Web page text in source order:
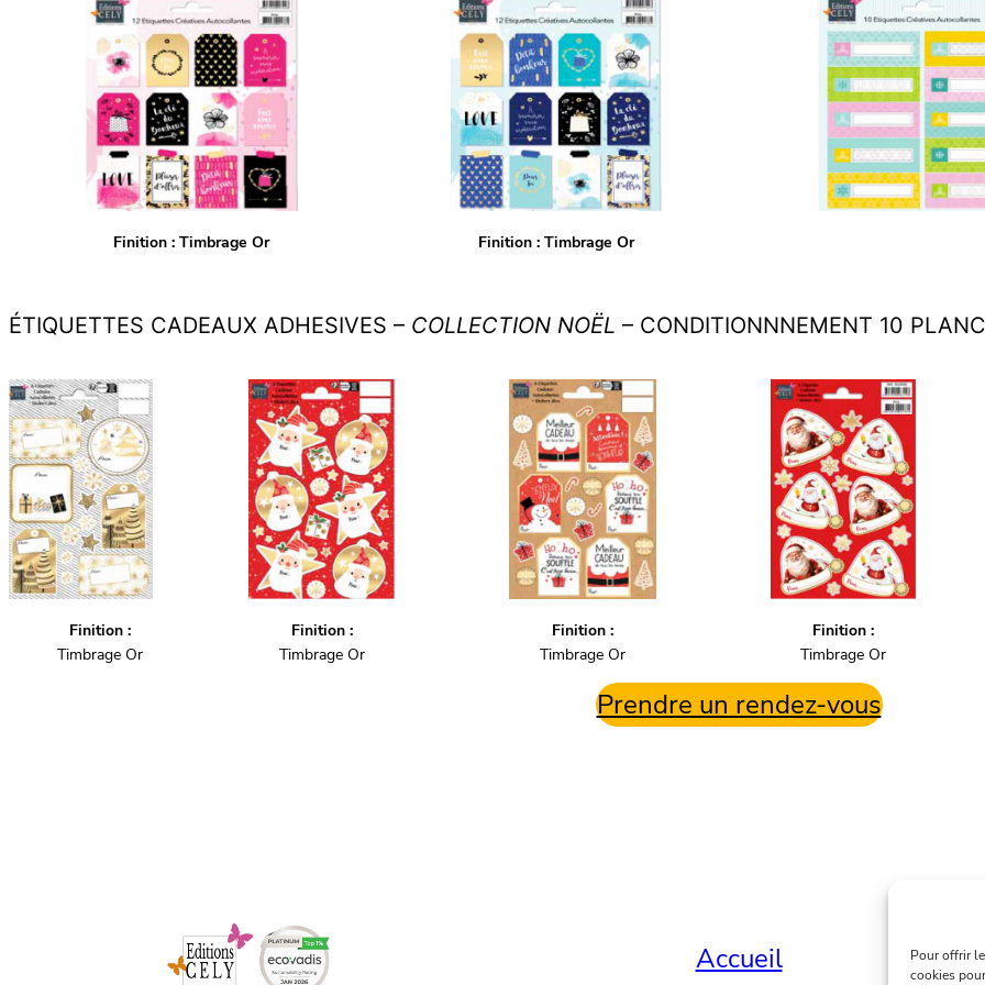
Pour offrir
cookies
Finition : Timbrage Or Finition : Timbrage Or
ÉTIQUETTES CADEAUX ADHESIVES – COLLECTION NOËL – CONDITIONNNEMENT 10
Finition :
Timbrage Or
Finition :
Timbrage Or
Finition :
Timbrage Or
Finition :
Timbrage Or
Prendre un rendez-vous
Accueil